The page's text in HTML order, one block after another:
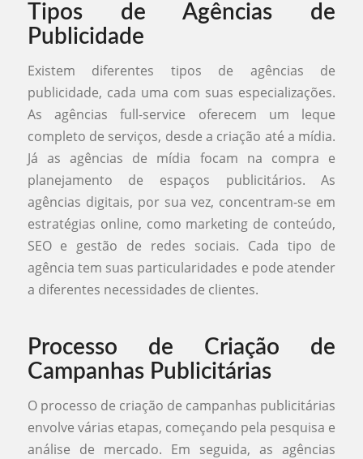
Tipos de Agências de
Publicidade
Existem diferentes tipos de agências de
publicidade, cada uma com suas especializações.
As agências full-service oferecem um leque
completo de serviços, desde a criação até a mídia.
Já as agências de mídia focam na compra e
planejamento de espaços publicitários. As
agências digitais, por sua vez, concentram-se em
estratégias online, como marketing de conteúdo,
SEO e gestão de redes sociais. Cada tipo de
agência tem suas particularidades e pode atender
a diferentes necessidades de clientes.
Processo de Criação de
Campanhas Publicitárias
O processo de criação de campanhas publicitárias
envolve várias etapas, começando pela pesquisa e
análise de mercado. Em seguida, as agências